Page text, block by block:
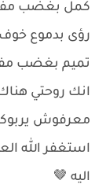
كمل بغضب
رؤى بدموع
تميم بغضب
انك روحتي
معرفوش
استغفر الله
اليه 🤎